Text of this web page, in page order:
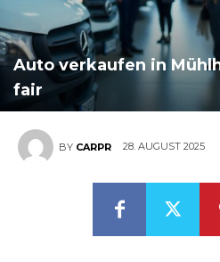
Auto verkaufen in
fair
BY CARPR 28. AUGUST 2025